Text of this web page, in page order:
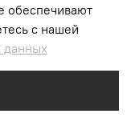
обеспечивают
с нашей
данных